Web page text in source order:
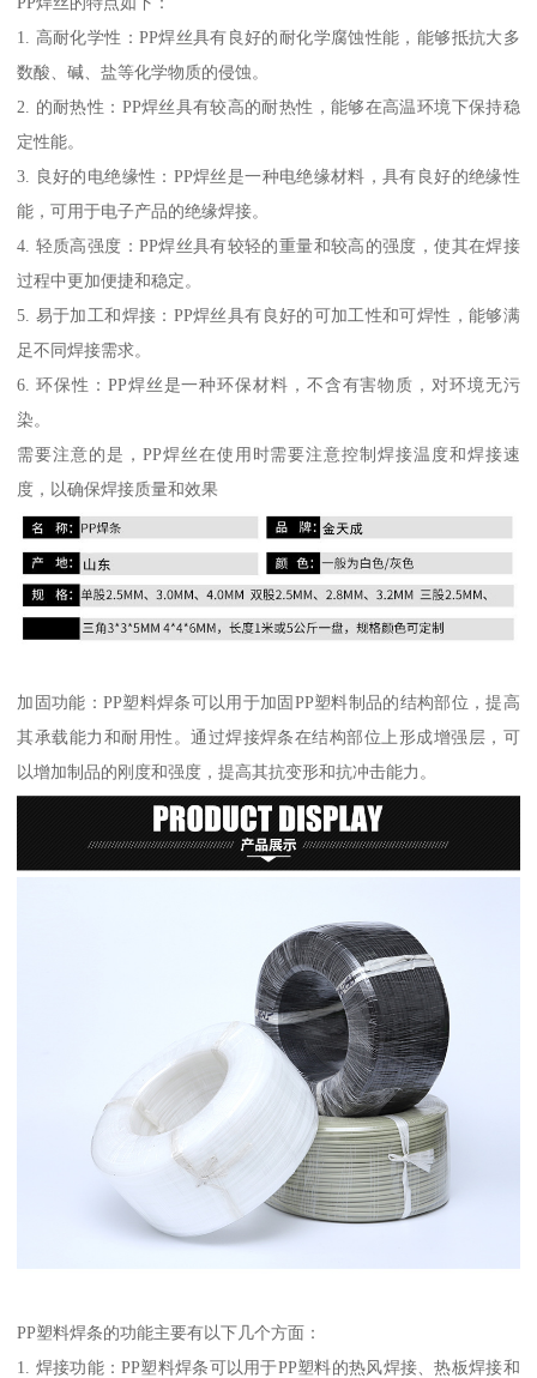
1. 高耐化学性：PP焊丝具有良好的耐化学腐蚀性能，能够抵抗大多
数酸、碱、盐等化学物质的侵蚀。
2. 的耐热性：PP焊丝具有较高的耐热性，能够在高温环境下保持稳
定性能。
3. 良好的电绝缘性：PP焊丝是一种电绝缘材料，具有良好的绝缘性
能，可用于电子产品的绝缘焊接。
4. 轻质高强度：PP焊丝具有较轻的重量和较高的强度，使其在焊接
过程中更加便捷和稳定。
5. 易于加工和焊接：PP焊丝具有良好的可加工性和可焊性，能够满
足不同焊接需求。
6. 环保性：PP焊丝是一种环保材料，不含有害物质，对环境无污
染。
需要注意的是，PP焊丝在使用时需要注意控制焊接温度和焊接速
度，以确保焊接质量和效果
加固功能：PP塑料焊条可以用于加固PP塑料制品的结构部位，提高
其承载能力和耐用性。通过焊接焊条在结构部位上形成增强层，可
以增加制品的刚度和强度，提高其抗变形和抗冲击能力。
PP塑料焊条的功能主要有以下几个方面：
1. 焊接功能：PP塑料焊条可以用于PP塑料的热风焊接、热板焊接和